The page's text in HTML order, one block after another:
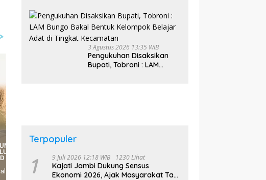
Bagi Kader PKK, Dorong
Dongkrak UCJ
3 Agustus 2026 13:35 WIB
Pengukuhan Disaksikan
Bupati, Tobroni : LAM
Terpopuler
1 9 Juli 2026 12:18 WIB 1230 Lihat
Kajati Jambi Dukung Sensus
Ekonomi 2026, Ajak Masyarakat Tak